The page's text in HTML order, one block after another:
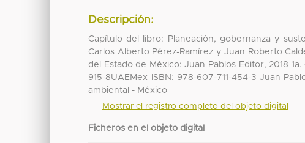
Descripción:
Capítulo del libro: Planeación, gobernanza y
Carlos Alberto Pérez-Ramírez y Juan Roberto
del Estado de México: Juan Pablos Editor, 2018
915-8UAEMex ISBN: 978-607-711-454-3 Juan
ambiental - México
Mostrar el registro completo del objeto digital
Ficheros en el objeto digital